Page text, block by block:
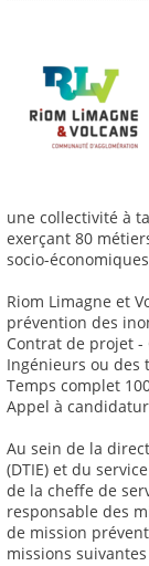
une collectivité à
exerçant 80
socio-
Riom Limagne et
prévention des
Contrat de projet -
Ingénieurs ou des
Temps complet
Appel à
Au sein de la
(DTIE) et du
de la cheffe de
responsable des
de mission
missions suivantes